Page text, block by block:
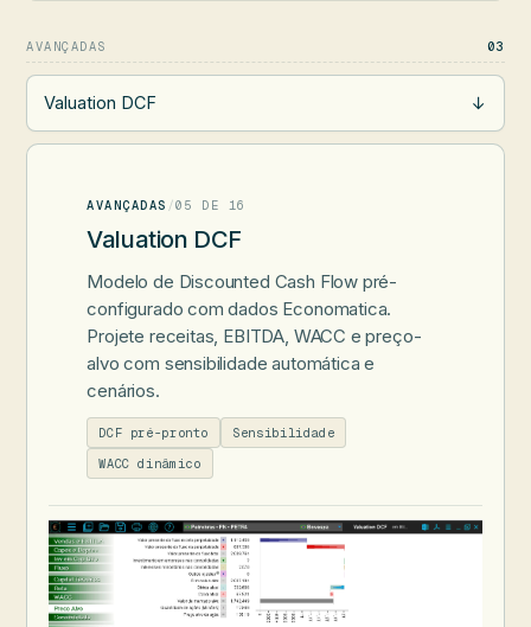
AVANÇADAS 03
Valuation DCF →
AVANÇADAS /05 DE 16
Valuation DCF
Modelo de Discounted Cash Flow pré-
configurado com dados Economatica.
Projete receitas, EBITDA, WACC e preço-
alvo com sensibilidade automática e
cenários.
DCF pré-pronto
Sensibilidade
WACC dinâmico